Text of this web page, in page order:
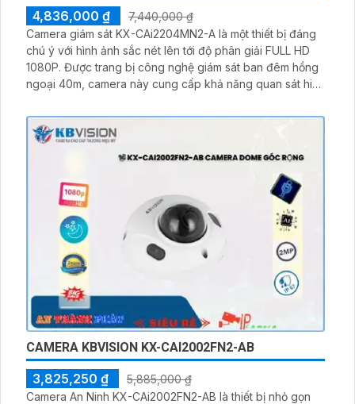
4,836,000 ₫
7,440,000 ₫
Camera giám sát KX-CAi2204MN2-A là một thiết bị đáng
chú ý với hình ảnh sắc nét lên tới độ phân giải FULL HD
1080P. Được trang bị công nghệ giám sát ban đêm hồng
ngoại 40m, camera này cung cấp khả năng quan sát hiệu
cập từ xa và quản lý dễ dàng
CAMERA KBVISION KX-CAI2002FN2-AB
3,825,250 ₫
5,885,000 ₫
Camera An Ninh KX-CAi2002FN2-AB là thiết bị nhỏ gọn